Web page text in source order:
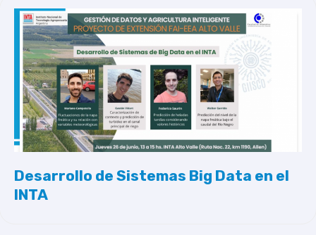
Desarrollo de Sistemas Big Data en el
INTA